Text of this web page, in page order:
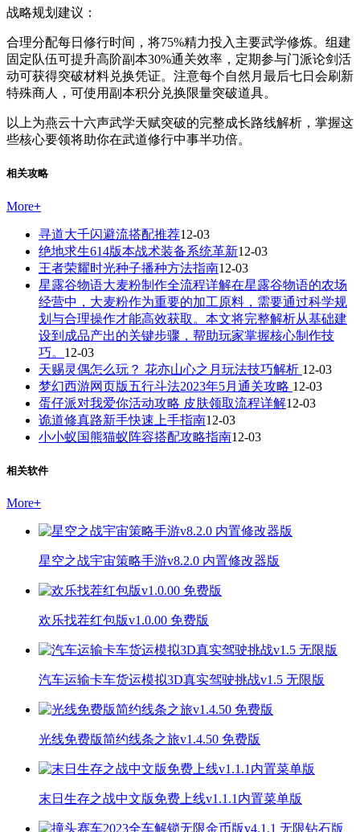
战略规划建议：
合理分配每日修行时间，将75%精力投入主要武学修炼。组建
固定队伍可提升高阶副本30%通关效率，定期参与门派论剑活
动可获得突破材料兑换凭证。注意每个自然月最后七日会刷新
特殊商人，可使用副本积分兑换限量突破道具。
以上为燕云十六声武学天赋突破的完整成长路线解析，掌握这
些核心要领将助你在武道修行中事半功倍。
相关攻略
More+
寻道大千闪避流搭配推荐12-03
绝地求生614版本战术装备系统革新12-03
王者荣耀时光种子播种方法指南12-03
星露谷物语大麦粉制作全流程详解在星露谷物语的农场
经营中，大麦粉作为重要的加工原料，需要通过科学规
划与合理操作才能高效获取。本文将完整解析从基础建
设到成品产出的关键步骤，帮助玩家掌握核心制作技
巧。 12-03
天赐灵偶怎么玩？ 花亦山心之月玩法技巧解析 12-03
梦幻西游网页版五行斗法2023年5月通关攻略 12-03
蛋仔派对我爱你活动攻略 皮肤领取流程详解12-03
诡道修真路新手快速上手指南12-03
小小蚁国熊猫蚁阵容搭配攻略指南12-03
相关软件
More+
星空之战宇宙策略手游v8.2.0 内置修改器版
欢乐找茬红包版v1.0.00 免费版
汽车运输卡车货运模拟3D真实驾驶挑战v1.5 无限版
光线免费版简约线条之旅v1.4.50 免费版
末日生存之战中文版免费上线v1.1.1内置菜单版